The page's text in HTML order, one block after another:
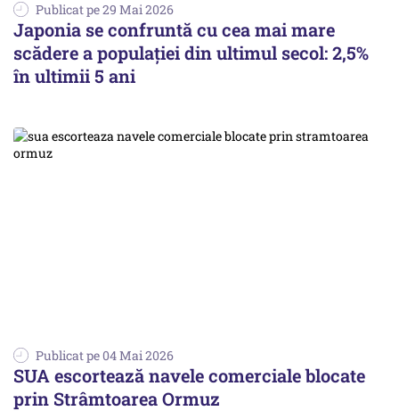
Publicat pe 29 Mai 2026
Japonia se confruntă cu cea mai mare
scădere a populației din ultimul secol: 2,5%
în ultimii 5 ani
Publicat pe 04 Mai 2026
SUA escortează navele comerciale blocate
prin Strâmtoarea Ormuz